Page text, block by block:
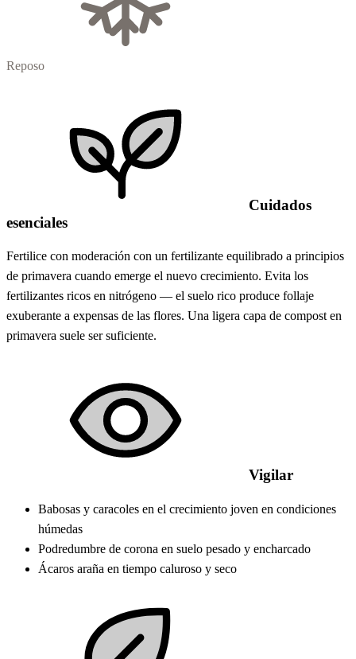
Reposo
Cuidados
esenciales
Fertilice con moderación con un fertilizante equilibrado a principios
de primavera cuando emerge el nuevo crecimiento. Evita los
fertilizantes ricos en nitrógeno — el suelo rico produce follaje
exuberante a expensas de las flores. Una ligera capa de compost en
primavera suele ser suficiente.
Vigilar
Babosas y caracoles en el crecimiento joven en condiciones
húmedas
Podredumbre de corona en suelo pesado y encharcado
Ácaros araña en tiempo caluroso y seco